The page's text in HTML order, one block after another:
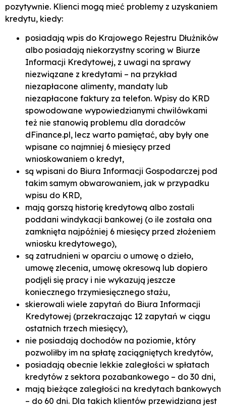
pozytywnie. Klienci mogą mieć problemy z uzyskaniem
kredytu, kiedy:
posiadają wpis do Krajowego Rejestru Dłużników
albo posiadają niekorzystny scoring w Biurze
Informacji Kredytowej, z uwagi na sprawy
niezwiązane z kredytami – na przykład
niezapłacone alimenty, mandaty lub
niezapłacone faktury za telefon. Wpisy do KRD
spowodowane wypowiedzianymi chwilówkami
też nie stanowią problemu dla doradców
dFinance.pl, lecz warto pamiętać, aby były one
wpisane co najmniej 6 miesięcy przed
wnioskowaniem o kredyt,
są wpisani do Biura Informacji Gospodarczej pod
takim samym obwarowaniem, jak w przypadku
wpisu do KRD,
mają gorszą historię kredytową albo zostali
poddani windykacji bankowej (o ile została ona
zamknięta najpóźniej 6 miesięcy przed złożeniem
wniosku kredytowego),
są zatrudnieni w oparciu o umowę o dzieło,
umowę zlecenia, umowę okresową lub dopiero
podjęli się pracy i nie wykazują jeszcze
koniecznego trzymiesięcznego stażu,
skierowali wiele zapytań do Biura Informacji
Kredytowej (przekraczając 12 zapytań w ciągu
ostatnich trzech miesięcy),
nie posiadają dochodów na poziomie, który
pozwoliłby im na spłatę zaciągniętych kredytów,
posiadają obecnie lekkie zaległości w spłatach
kredytów z sektora pozabankowego – do 30 dni,
mają bieżące zaległości na kredytach bankowych
– do 60 dni. Dla takich klientów przewidziana jest